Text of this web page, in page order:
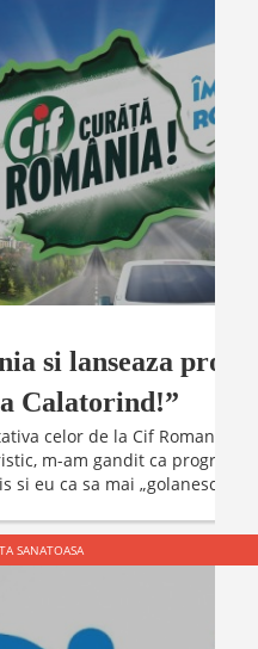
si lanseaza
Calatorind!”
celor de la Cif Romania si
m-am gandit ca
eu ca sa mai „golanesc” ...
SANATOASA